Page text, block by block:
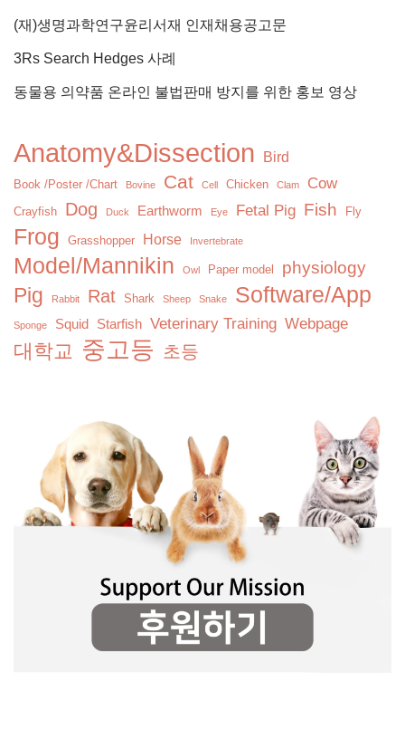
(재)생명과학연구윤리서재 인재채용공고문
3Rs Search Hedges 사례
동물용 의약품 온라인 불법판매 방지를 위한 홍보 영상
Anatomy&Dissection Bird
Book /Poster /Chart Bovine Cat Cell Chicken Clam Cow
Crayfish Dog Duck Earthworm Eye Fetal Pig Fish Fly
Frog Grasshopper Horse Invertebrate
Model/Mannikin Owl Paper model physiology
Pig Rabbit Rat Shark Sheep Snake Software/App
Sponge Squid Starfish Veterinary Training Webpage
대학교 중고등 초등